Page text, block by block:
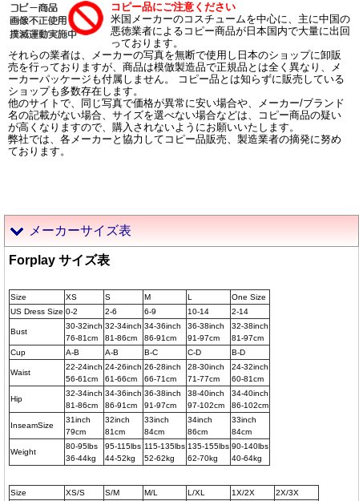
コピー品にご注意ください
米国メーカーのコスチュームを中心に、主に中国の
悪徳業者によるコピー商品が日本国内で大量に出回
っております。
それらの業者は、メーカーの写真を無断で使用し日本のショップに卸販
売を行っておりますが、商品は模倣製造品で正規品とは全く異なり、メ
ーカーパッケージも付属しません。 コピー品とは知らずに販売している
ショップも多数存在します。
他のサイトで、同じ写真で価格が異常に安い場合や、メーカー/ブランド
名の記載がない場合、サイズを選べない場合などは、コピー商品の疑い
が高くなりますので、購入されないようにお願いいたします。
弊社では、各メーカーと協力してコピー品販売、製造業者の摘発に努め
ております。
メーカーサイズ表
Forplay サイズ表
Size XS S M L
One Size
US Dress Size 0-2 2-6 6-9 10-14 2-14
Bust
30-32inch
76-81cm
32-34inch
81-86cm
34-36inch
86-91cm
36-38inch
91-97cm
32-38inch
81-97cm
Cup
A-B A-B B-C C-D B-D
Waist
22-24inch
56-61cm
24-26inch
61-66cm
26-28inch
66-71cm
28-30inch
71-77cm
24-32inch
60-81cm
Hip
32-34inch
81-86cm
34-36inch
86-91cm
36-38inch
91-97cm
38-40inch
97-102cm
34-40inch
86-102cm
InseamSize
31inch
79cm
32inch
81cm
33inch
84cm
34inch
86cm
33inch
84cm
Weight
80-95lbs
36-44kg
95-115lbs
44-52kg
115-135lbs
52-62kg
135-155lbs
62-70kg
90-140lbs
40-64kg
Size XS/S S/M M/L L/XL 1X/2X
2X/3X